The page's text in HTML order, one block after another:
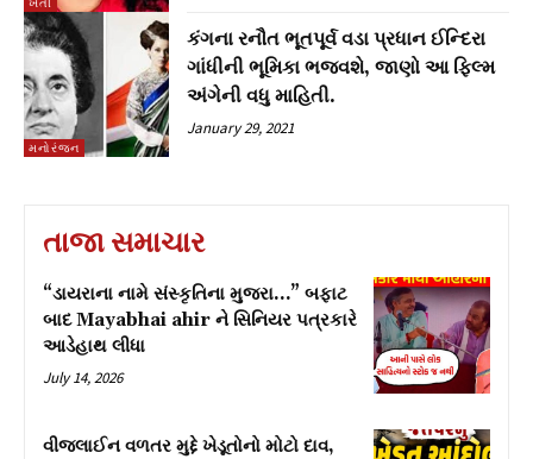
મનોરંજન
કંગના રનૌત ભૂતપૂર્વ વડા પ્રધાન ઈન્દિરા
ગાંધીની ભૂમિકા ભજવશે, જાણો આ ફિલ્મ
અંગેની વધુ માહિતી.
January 29, 2021
તાજા સમાચાર
“ડાયરાના નામે સંસ્કૃતિના મુજરા…” બફાટ
બાદ Mayabhai ahir ને સિનિયર પત્રકારે
આડેહાથ લીધા
July 14, 2026
વીજલાઈન વળતર મુદ્દે ખેડૂતોનો મોટો દાવ,